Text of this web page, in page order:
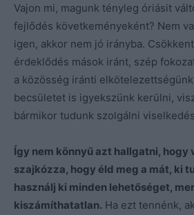
Vajon mi, magunk tényleg óriásit
fejlődés követkeményeként? Nem
igen, akkor nem jó irányba.
érdeklődés mások iránt, szép
a közösség iránti
becsületet is igyekszünk kerülni,
bármikor tudunk szolgálni
Így nem könnyű azt hallgatni, hogy
szajkózza, hogy éld meg a mát, ki
használj ki minden lehetőséget,
kiszámíthatatlan. Ha ezt tennénk,